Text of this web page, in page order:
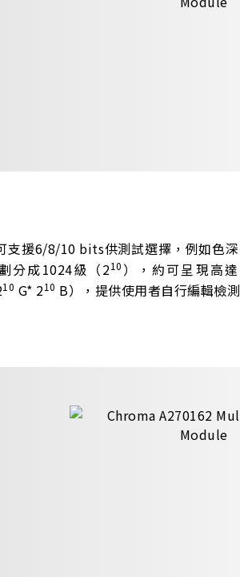
支援6/8/10 bits供測試選擇，例如色
分成1024級（210 ），約可呈現高
10 G* 210 B），提供使用者自行編輯檢